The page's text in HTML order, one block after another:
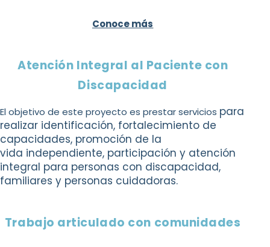
Conoce más
Atención Integral al Paciente con
Discapacidad
El objetivo de este proyecto es prestar servicios para
realizar identificación, fortalecimiento de
capacidades, promoción de la
vida independiente, participación y atención
integral para personas con discapacidad,
familiares y personas cuidadoras.
Trabajo articulado con comunidades